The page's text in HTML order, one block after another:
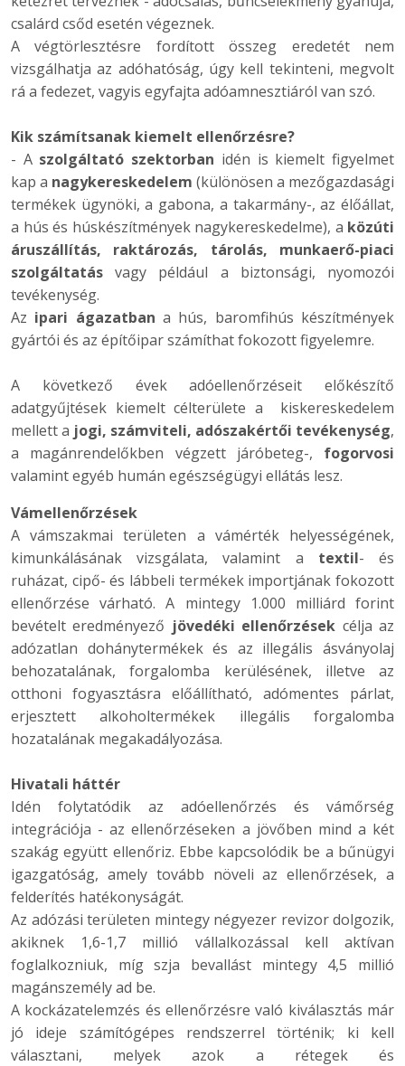
csalárd csőd esetén végeznek.
A végtörlesztésre fordított összeg eredetét nem
vizsgálhatja az adóhatóság, úgy kell tekinteni, megvolt
rá a fedezet, vagyis egyfajta adóamnesztiáról van szó.
Kik számítsanak kiemelt ellenőrzésre?
- A szolgáltató szektorban idén is kiemelt figyelmet
kap a nagykereskedelem (különösen a mezőgazdasági
termékek ügynöki, a gabona, a takarmány-, az élőállat,
a hús és húskészítmények nagykereskedelme), a közúti
áruszállítás, raktározás, tárolás, munkaerő-piaci
szolgáltatás vagy például a biztonsági, nyomozói
tevékenység.
Az ipari ágazatban a hús, baromfihús készítmények
gyártói és az építőipar számíthat fokozott figyelemre.
A következő évek adóellenőrzéseit előkészítő
adatgyűjtések kiemelt célterülete a kiskereskedelem
mellett a jogi, számviteli, adószakértői tevékenység,
a magánrendelőkben végzett járóbeteg-, fogorvosi
valamint egyéb humán egészségügyi ellátás lesz.
Vámellenőrzések
A vámszakmai területen a vámérték helyességének,
kimunkálásának vizsgálata, valamint a textil- és
ruházat, cipő- és lábbeli termékek importjának fokozott
ellenőrzése várható. A mintegy 1.000 milliárd forint
bevételt eredményező jövedéki ellenőrzések célja az
adózatlan dohánytermékek és az illegális ásványolaj
behozatalának, forgalomba kerülésének, illetve az
otthoni fogyasztásra előállítható, adómentes párlat,
erjesztett alkoholtermékek illegális forgalomba
hozatalának megakadályozása.
Hivatali háttér
Idén folytatódik az adóellenőrzés és vámőrség
integrációja - az ellenőrzéseken a jövőben mind a két
szakág együtt ellenőriz. Ebbe kapcsolódik be a bűnügyi
igazgatóság, amely tovább növeli az ellenőrzések, a
felderítés hatékonyságát.
Az adózási területen mintegy négyezer revizor dolgozik,
akiknek 1,6-1,7 millió vállalkozással kell aktívan
foglalkozniuk, míg szja bevallást mintegy 4,5 millió
magánszemély ad be.
A kockázatelemzés és ellenőrzésre való kiválasztás már
jó ideje számítógépes rendszerrel történik; ki kell
választani, melyek azok a rétegek és